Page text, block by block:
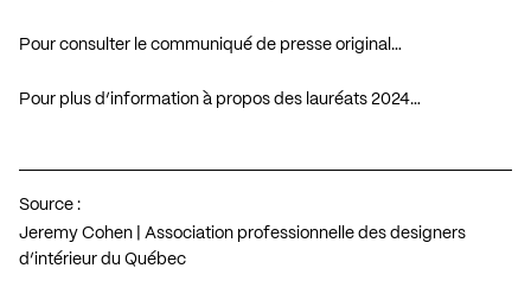
Pour consulter le communiqué de presse original…
Pour plus d’information à propos des lauréats 2024…
Source :
Jeremy Cohen | Association professionnelle des designers
d’intérieur du Québec